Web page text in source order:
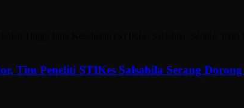
Tim Peneliti STIKes Salsabila Serang Dorong